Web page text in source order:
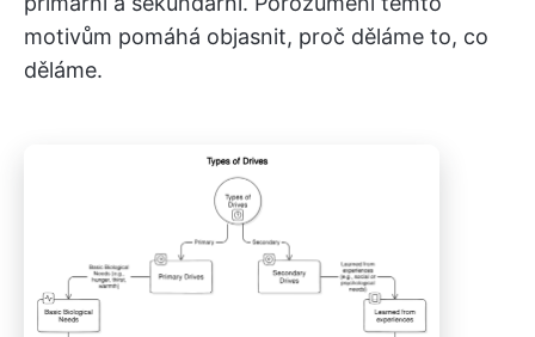
motivům pomáhá objasnit, proč děláme to, co
děláme.